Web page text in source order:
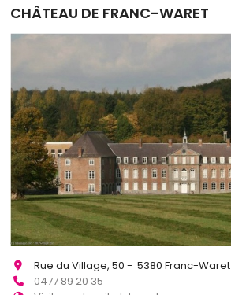
CHÂTEAU DE FRANC-WARET
Rue du Village, 50 - 5380 Franc-Waret
0477 89 20 35